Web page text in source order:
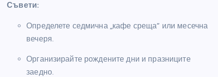
Съвети:
Определете седмична „кафе среща“ или месечна
вечеря.
Организирайте рождените дни и празниците
заедно.